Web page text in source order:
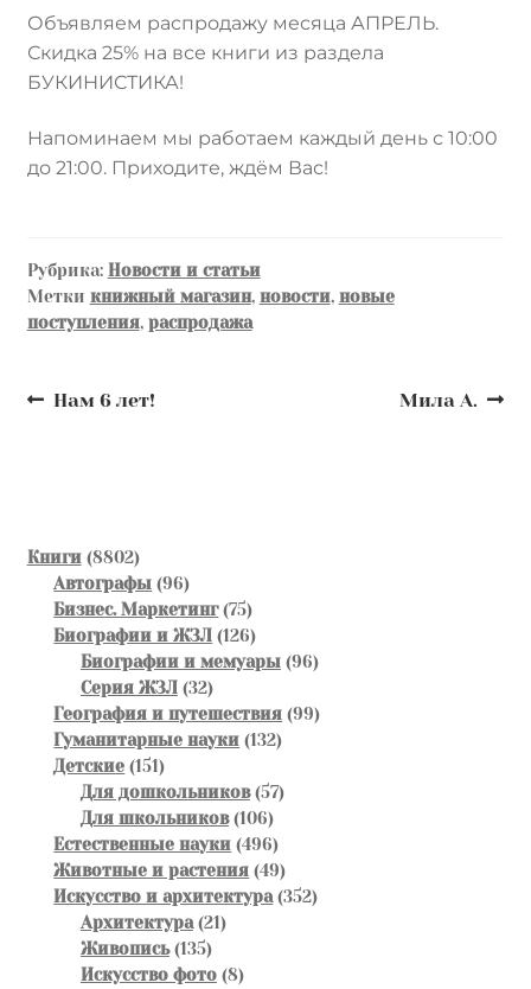
Объявляем распродажу месяца АПРЕЛЬ.
Скидка 25% на все книги из раздела
БУКИНИСТИКА!
Напоминаем мы работаем каждый день с 10:00
до 21:00. Приходите, ждём Вас!
Рубрика: Новости и статьи
Метки книжный магазин, новости, новые
поступления, распродажа
Навигация
Предыдущая
Нам 6 лет!
Следующая
Мила А.
Книги 88028802
товара
Автографы 9696
товаров
Бизнес. Маркетинг 7575
товаров
Биографии и ЖЗЛ 126126
товаров
Биографии и мемуары 9696
Серия ЖЗЛ 3232
товара
География и путешествия 9999
Гуманитарные науки 132132
Детские 151151
товар
Для дошкольников 5757
Для школьников 106106
товаров
Естественные науки 496496
товаров
Животные и растения 4949
товаров
Искусство и архитектура 352352
Архитектура 2121
Живопись 135135
товаров
Искусство фото 88